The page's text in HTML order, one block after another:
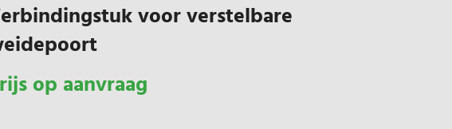
voor verstelbare
op aanvraag